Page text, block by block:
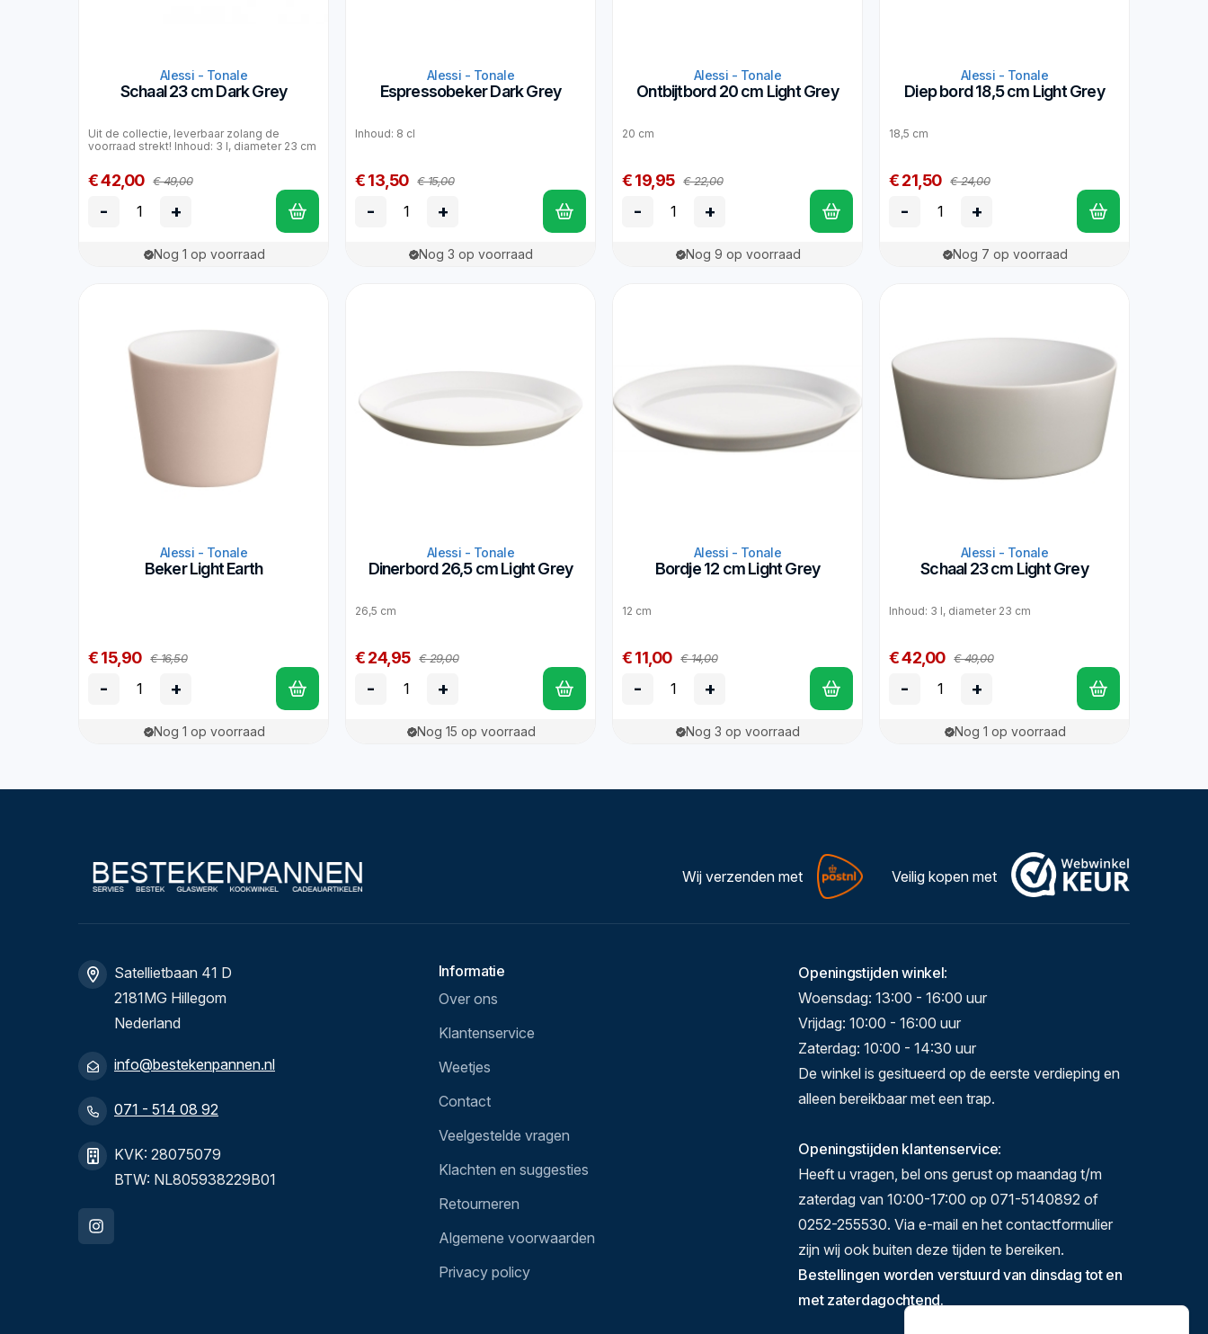
Alessi - Tonale
Schaal 23 cm Dark Grey
Uit de collectie, leverbaar zolang de
voorraad strekt! Inhoud: 3 l, diameter 23 cm
€ 42,00 € 49,00
- +
Nog 1 op voorraad
Alessi - Tonale
Espressobeker Dark Grey
Inhoud: 8 cl
€ 13,50 € 15,00
- +
Nog 3 op voorraad
Alessi - Tonale
Ontbijtbord 20 cm Light Grey
20 cm
€ 19,95 € 22,00
- +
Nog 9 op voorraad
Alessi - Tonale
Diep bord 18,5 cm Light Grey
18,5 cm
€ 21,50 € 24,00
- +
Nog 7 op voorraad
Alessi - Tonale
Beker Light Earth
€ 15,90 € 16,50
- +
Nog 1 op voorraad
Alessi - Tonale
Dinerbord 26,5 cm Light Grey
26,5 cm
€ 24,95 € 29,00
- +
Nog 15 op voorraad
Alessi - Tonale
Bordje 12 cm Light Grey
12 cm
€ 11,00 € 14,00
- +
Nog 3 op voorraad
Alessi - Tonale
Schaal 23 cm Light Grey
Inhoud: 3 l, diameter 23 cm
€ 42,00 € 49,00
- +
Nog 1 op voorraad
Wij verzenden met Veilig kopen met
Satellietbaan 41 D
2181MG Hillegom
Nederland
info@bestekenpannen.nl
071 - 514 08 92
KVK: 28075079
BTW: NL805938229B01
Informatie
Over ons
Klantenservice
Weetjes
Contact
Veelgestelde vragen
Klachten en suggesties
Retourneren
Algemene voorwaarden
Privacy policy
Openingstijden winkel:
Woensdag: 13:00 - 16:00 uur
Vrijdag: 10:00 - 16:00 uur
Zaterdag: 10:00 - 14:30 uur
De winkel is gesitueerd op de eerste verdieping en
alleen bereikbaar met een trap.
Openingstijden klantenservice:
Heeft u vragen, bel ons gerust op maandag t/m
zaterdag van 10:00-17:00 op 071-5140892 of
0252-255530. Via e-mail en het contactformulier
zijn wij ook buiten deze tijden te bereiken.
Bestellingen worden verstuurd van dinsdag tot en
met zaterdagochtend.